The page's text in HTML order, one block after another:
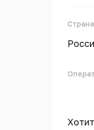
Страна